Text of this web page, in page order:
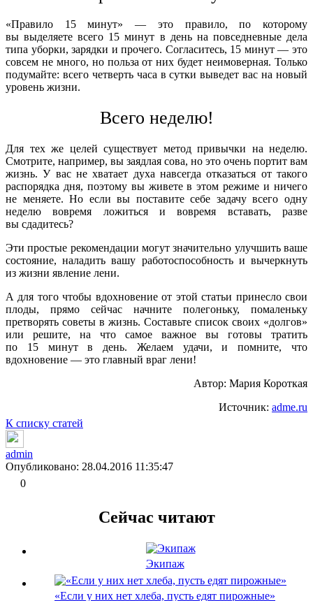
«Правило 15 минут» — это правило, по которому
вы выделяете всего 15 минут в день на повседневные дела
типа уборки, зарядки и прочего. Согласитесь, 15 минут — это
совсем не много, но польза от них будет неимоверная. Только
подумайте: всего четверть часа в сутки выведет вас на новый
уровень жизни.
Всего неделю!
Для тех же целей существует метод привычки на неделю.
Смотрите, например, вы заядлая сова, но это очень портит вам
жизнь. У вас не хватает духа навсегда отказаться от такого
распорядка дня, поэтому вы живете в этом режиме и ничего
не меняете. Но если вы поставите себе задачу всего одну
неделю вовремя ложиться и вовремя вставать, разве
вы сдадитесь?
Эти простые рекомендации могут значительно улучшить ваше
состояние, наладить вашу работоспособность и вычеркнуть
из жизни явление лени.
А для того чтобы вдохновение от этой статьи принесло свои
плоды, прямо сейчас начните полегоньку, помаленьку
претворять советы в жизнь. Составьте список своих «долгов»
или решите, на что самое важное вы готовы тратить
по 15 минут в день. Желаем удачи, и помните, что
вдохновение — это главный враг лени!
Автор: Мария Короткая
Источник: adme.ru
К списку статей
admin
Опубликовано: 28.04.2016 11:35:47
0
Сейчас читают
Экипаж
«Если у них нет хлеба, пусть едят пирожные»